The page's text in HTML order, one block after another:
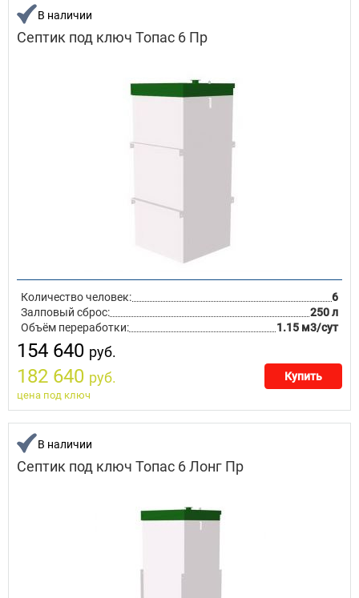
В наличии
Септик под ключ Топас 6 Пр
Количество человек:
6
Залповый сброс:
250 л
Объём переработки:
1.15 м3/сут
154 640 руб.
182 640 руб. Купить
цена под ключ
В наличии
Септик под ключ Топас 6 Лонг Пр